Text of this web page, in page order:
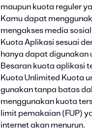
maupun kuota reguler
Kamu dapat
mengakses media
Kuota Aplikasi sesuai
hanya dapat digunakan
Besaran kuota aplikasi
Kuota Unlimited Kuota
gunakan tanpa batas
menggunakan kuota
limit pemakaian (FUP)
internet akan menurun.